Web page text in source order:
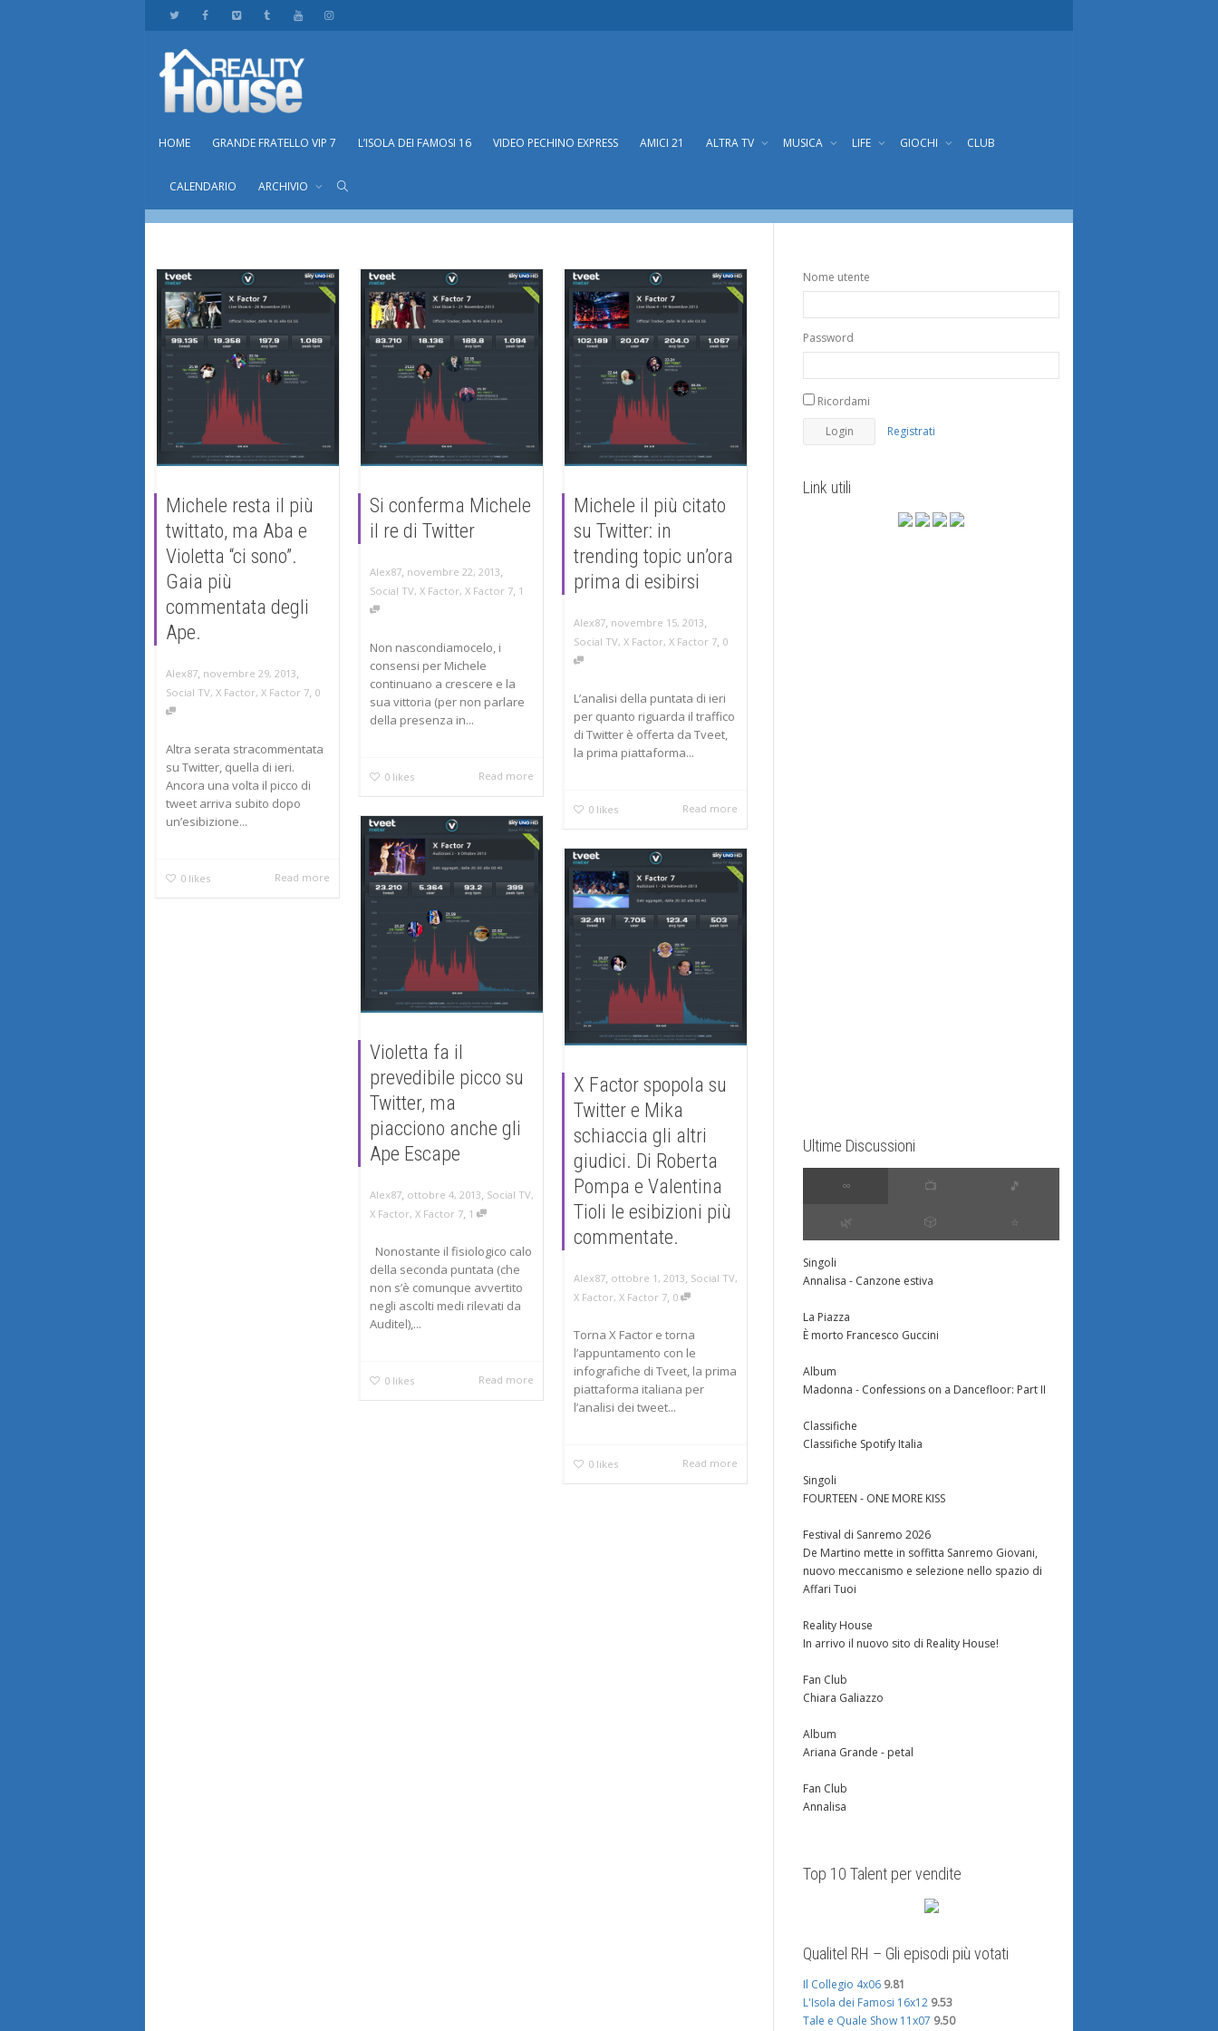
HOME GRANDE FRATELLO VIP 7 L’ISOLA DEI FAMOSI 16 VIDEO PECHINO EXPRESS AMICI 21 ALTRA TV MUSICA LIFE GIOCHI CLUB
CALENDARIO ARCHIVIO
Archive for category: Social TV
Michele resta il più
twittato, ma Aba e
Violetta “ci sono”.
Gaia più
commentata degli
Ape.
Alex87, novembre 29, 2013,
Social TV, X Factor, X Factor 7, 0
Altra serata stracommentata
su Twitter, quella di ieri.
Ancora una volta il picco di
tweet arriva subito dopo
un’esibizione...
0 likes Read more
Si conferma Michele
il re di Twitter
Alex87, novembre 22, 2013,
Social TV, X Factor, X Factor 7, 1
Non nascondiamocelo, i
consensi per Michele
continuano a crescere e la
sua vittoria (per non parlare
della presenza in...
0 likes Read more
Michele il più citato
su Twitter: in
trending topic un’ora
prima di esibirsi
Alex87, novembre 15, 2013,
Social TV, X Factor, X Factor 7, 0
L’analisi della puntata di ieri
per quanto riguarda il traffico
di Twitter è offerta da Tveet,
la prima piattaforma...
0 likes Read more
Violetta fa il
prevedibile picco su
Twitter, ma
piacciono anche gli
Ape Escape
Alex87, ottobre 4, 2013, Social TV,
X Factor, X Factor 7, 1
Nonostante il fisiologico calo
della seconda puntata (che
non s’è comunque avvertito
negli ascolti medi rilevati da
Auditel),...
0 likes Read more
X Factor spopola su
Twitter e Mika
schiaccia gli altri
giudici. Di Roberta
Pompa e Valentina
Tioli le esibizioni più
commentate.
Alex87, ottobre 1, 2013, Social TV,
X Factor, X Factor 7, 0
Torna X Factor e torna
l’appuntamento con le
infografiche di Tveet, la prima
piattaforma italiana per
l’analisi dei tweet...
0 likes Read more
Nome utente
Password
Ricordami
Registrati
Link utili
Ultime Discussioni
∞ 📺 🎵
🌿 🎲 ⭐️
Singoli
Annalisa - Canzone estiva
La Piazza
È morto Francesco Guccini
Album
Madonna - Confessions on a Dancefloor: Part II
Classifiche
Classifiche Spotify Italia
Singoli
FOURTEEN - ONE MORE KISS
Festival di Sanremo 2026
De Martino mette in soffitta Sanremo Giovani,
nuovo meccanismo e selezione nello spazio di
Affari Tuoi
Reality House
In arrivo il nuovo sito di Reality House!
Fan Club
Chiara Galiazzo
Album
Ariana Grande - petal
Fan Club
Annalisa
Top 10 Talent per vendite
Qualitel RH – Gli episodi più votati
Il Collegio 4x06 9.81
L'Isola dei Famosi 16x12 9.53
Tale e Quale Show 11x07 9.50